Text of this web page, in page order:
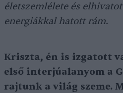
életszemlélete és
energiákkal hatott rám.
Kriszta, én is izgatott
első interjúalanyom a
rajtunk a világ szeme.